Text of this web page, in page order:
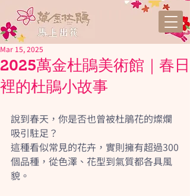
2025萬金杜鵑美術館｜春日
裡的杜鵑小故事
Mar 15, 2025
說到春天，你是否也曾被杜鵑花的燦爛
吸引駐足？
這種看似常見的花卉，實則擁有超過300
個品種，從色澤、花型到氣質都各具風
貌。